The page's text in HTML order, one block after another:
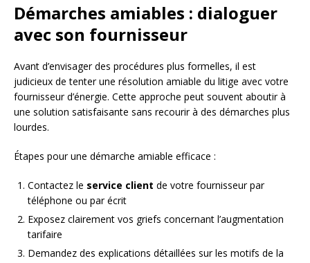
Démarches amiables : dialoguer
avec son fournisseur
Avant d’envisager des procédures plus formelles, il est
judicieux de tenter une résolution amiable du litige avec votre
fournisseur d’énergie. Cette approche peut souvent aboutir à
une solution satisfaisante sans recourir à des démarches plus
lourdes.
Étapes pour une démarche amiable efficace :
Contactez le service client de votre fournisseur par
téléphone ou par écrit
Exposez clairement vos griefs concernant l’augmentation
tarifaire
Demandez des explications détaillées sur les motifs de la